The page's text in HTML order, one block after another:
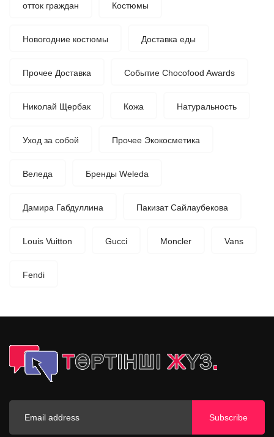
отток граждан Костюмы
Новогодние костюмы Доставка еды
Прочее Доставка Событие Chocofood Awards
Николай Щербак Кожа Натуральность
Уход за собой Прочее Экокосметика
Веледа Бренды Weleda
Дамира Габдуллина Пакизат Сайлаубекова
Louis Vuitton Gucci Moncler Vans
Fendi
Subscribe